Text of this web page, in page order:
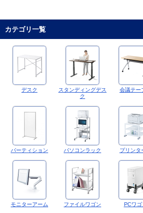
カテゴリ一覧
デスク
スタンディングデス
ク
会議テー
パーティション パソコンラック プリンタ
モニターアーム ファイルワゴン PCワゴ